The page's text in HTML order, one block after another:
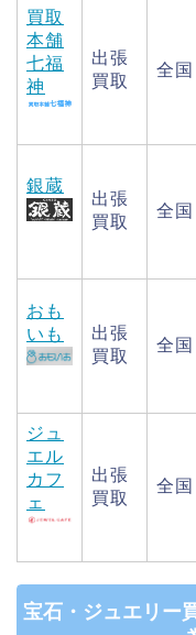
買取
本舗
七福
神
出張
買取
全国
銀蔵
出張
買取
全国
おも
いも
出張
買取
全国
ジュ
エル
カフ
ェ
出張
買取
全国
宝石・ジュエリー